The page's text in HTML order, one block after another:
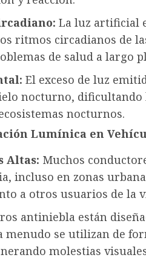
La luz artificial
ritmos circadianos de
de salud a largo
El exceso de luz
nocturno, dificultando
nocturnos.
Lumínica en
Altas: Muchos
incluso en zonas
a otros usuarios de la
antiniebla están
menudo se utilizan de
molestias